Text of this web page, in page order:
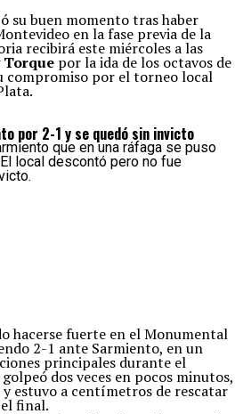
su buen momento tras haber
en la fase previa de la
recibirá este miércoles a las
Torque por la ida de los octavos de
compromiso por el torneo local
por 2-1 y se quedó sin invicto
que en una ráfaga se puso
local descontó pero no fue
hacerse fuerte en el Monumental
2-1 ante Sarmiento, en un
principales durante el
dos veces en pocos minutos,
estuvo a centímetros de rescatar
final.